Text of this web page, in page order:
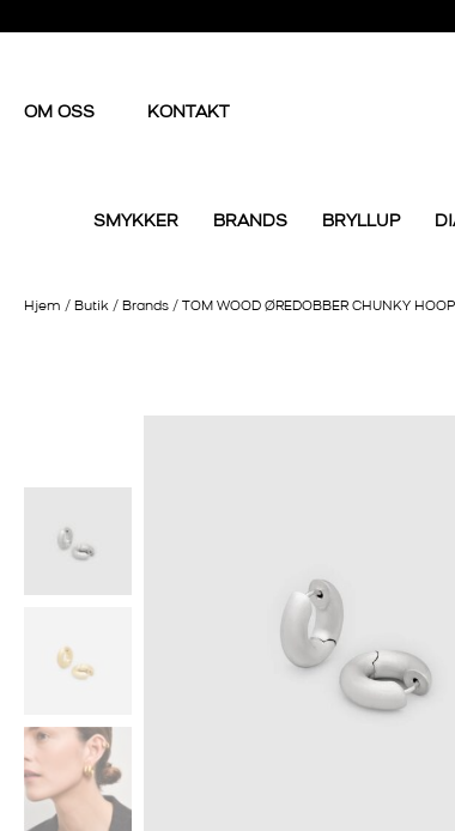
OM OSS KONTAKT
SMYKKER BRANDS BRYLLUP
Hjem / Butik / Brands / TOM WOOD ØREDOBBER CHUNKY